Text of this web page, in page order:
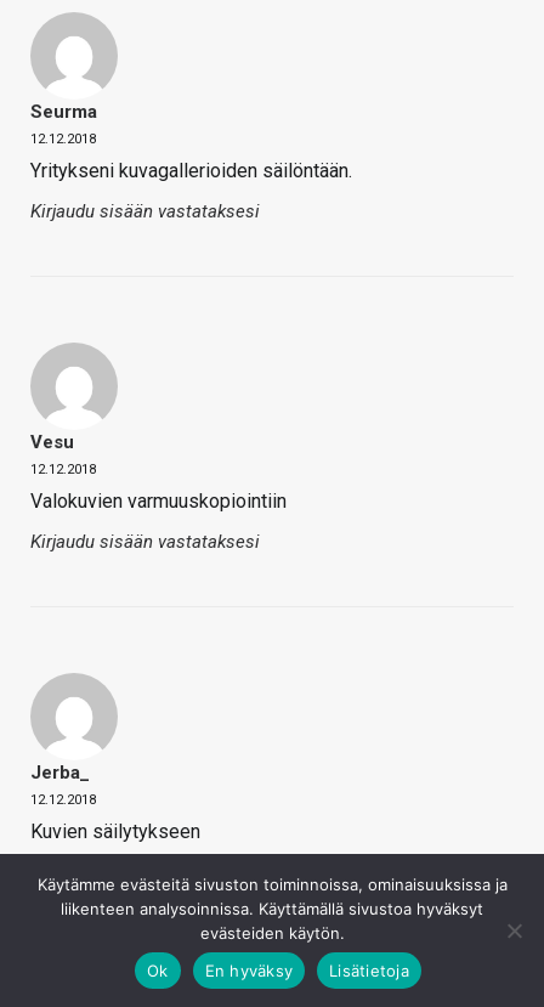
Seurma
12.12.2018
Yritykseni kuvagallerioiden säilöntään.
Kirjaudu sisään vastataksesi
Vesu
12.12.2018
Valokuvien varmuuskopiointiin
Kirjaudu sisään vastataksesi
Jerba_
12.12.2018
Kuvien säilytykseen
Käytämme evästeitä sivuston toiminnoissa, ominaisuuksissa ja
liikenteen analysoinnissa. Käyttämällä sivustoa hyväksyt
evästeiden käytön.
Ok
En hyväksy Lisätietoja